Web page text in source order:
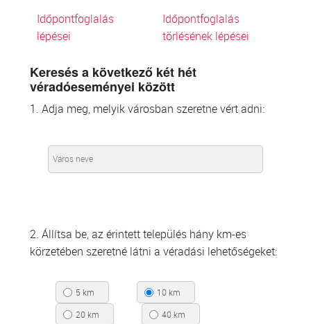
Időpontfoglalás
lépései
Időpontfoglalás
törlésének lépései
Keresés a következő két hét
véradóeseményei között
1. Adja meg, melyik városban szeretne vért adni:
2. Állítsa be, az érintett település hány km-es
körzetében szeretné látni a véradási lehetőségeket:
5 km
10 km
20 km
40 km